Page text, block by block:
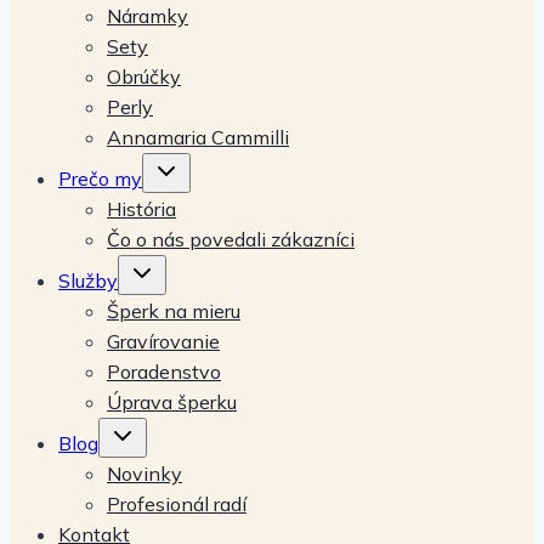
Náramky
Sety
Obrúčky
Perly
Annamaria Cammilli
Prečo my
Expand
menu
História
Čo o nás povedali zákazníci
Služby
Expand
menu
Šperk na mieru
Gravírovanie
Poradenstvo
Úprava šperku
Blog
Expand
menu
Novinky
Profesionál radí
Kontakt